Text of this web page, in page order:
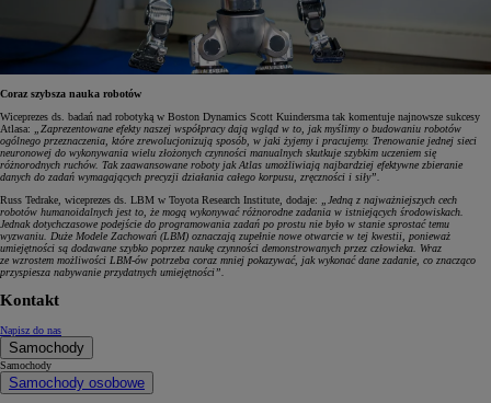
Coraz szybsza nauka robotów
Wiceprezes ds. badań nad robotyką w Boston Dynamics Scott Kuindersma tak komentuje najnowsze sukcesy
Atlasa:
„Zaprezentowane efekty naszej współpracy dają wgląd w to, jak myślimy o budowaniu robotów
ogólnego przeznaczenia, które zrewolucjonizują sposób, w jaki żyjemy i pracujemy. Trenowanie jednej sieci
neuronowej do wykonywania wielu złożonych czynności manualnych skutkuje szybkim uczeniem się
różnorodnych ruchów. Tak zaawansowane roboty jak Atlas umożliwiają najbardziej efektywne zbieranie
danych do zadań wymagających precyzji działania całego korpusu, zręczności i siły”.
Russ Tedrake, wiceprezes ds. LBM w Toyota Research Institute, dodaje:
„Jedną z najważniejszych cech
robotów humanoidalnych jest to, że mogą wykonywać różnorodne zadania w istniejących środowiskach.
Jednak dotychczasowe podejście do programowania zadań po prostu nie było w stanie sprostać temu
wyzwaniu. Duże Modele Zachowań (LBM) oznaczają zupełnie nowe otwarcie w tej kwestii, ponieważ
umiejętności są dodawane szybko poprzez naukę czynności demonstrowanych przez człowieka. Wraz
ze wzrostem możliwości LBM-ów potrzeba coraz mniej pokazywać, jak wykonać dane zadanie, co znacząco
przyspiesza nabywanie przydatnych umiejętności”.
Kontakt
Napisz do nas
Samochody
Samochody
Samochody osobowe